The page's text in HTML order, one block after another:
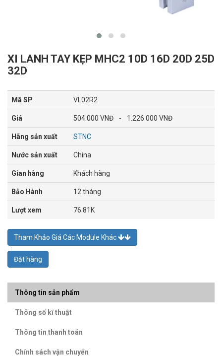
XI LANH TAY KẸP MHC2 10D 16D 20D 25D
32D
Mã SP VL02R2
Giá 504.000 VNĐ - 1.226.000 VNĐ
Hãng sản xuất STNC
Nước sản xuất China
Gian hàng Khách hàng
Bảo Hành 12 tháng
Lượt xem 76.81K
Tham Khảo Giá Các Module Khác
Đặt hàng
Thông tin sản phẩm
Thông số kĩ thuật
Thông tin thanh toán
Chính sách vận chuyển